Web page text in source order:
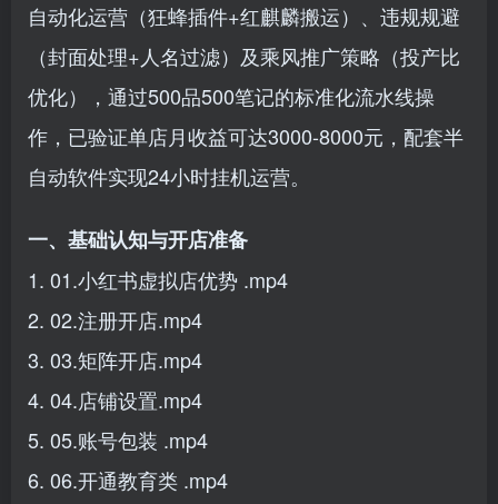
自动化运营（狂蜂插件+红麒麟搬运）、违规规避
（封面处理+人名过滤）及乘风推广策略（投产比
优化），通过500品500笔记的标准化流水线操
作，已验证单店月收益可达3000-8000元，配套半
自动软件实现24小时挂机运营。
一、基础认知与开店准备
1. 01.小红书虚拟店优势 .mp4
2. 02.注册开店.mp4
3. 03.矩阵开店.mp4
4. 04.店铺设置.mp4
5. 05.账号包装 .mp4
6. 06.开通教育类 .mp4